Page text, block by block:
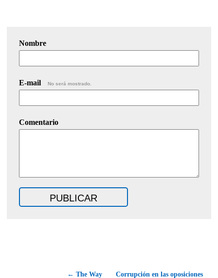
Nombre
E-mail No será mostrado.
Comentario
← The Way Corrupción en las oposiciones